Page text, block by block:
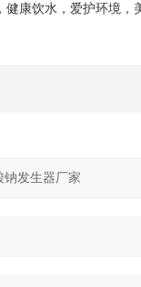
康饮水，爱护环境，